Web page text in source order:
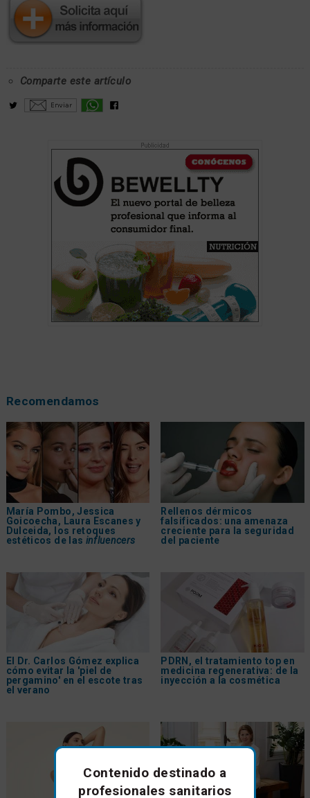
Comparte este artículo
Recomendamos
María Pombo, Jessica
Goicoecha, Laura Escanes y
Dulceida, los retoques
estéticos de las influencers
Rellenos dérmicos
falsificados: una amenaza
creciente para la seguridad
del paciente
El Dr. Carlos Gómez explica
cómo evitar la 'piel de
pergamino' en el escote tras
el verano
PDRN, el tratamiento top en
medicina regenerativa: de la
inyección a la cosmética
Contenido destinado a
profesionales sanitarios